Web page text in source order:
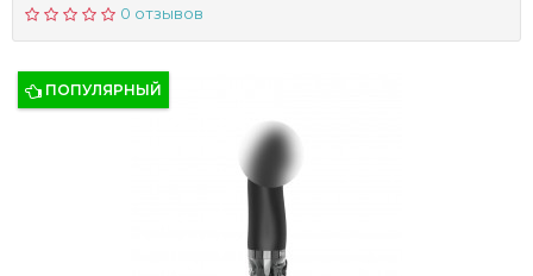
0 отзывов
ПОПУЛЯРНЫЙ